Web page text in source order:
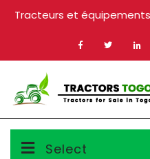
Tracteurs et
Select